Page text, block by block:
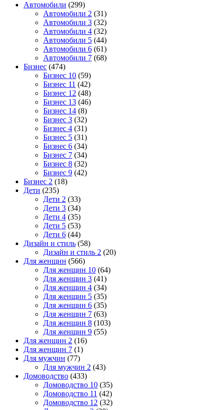
Автомобили (299)
Автомобили 2 (31)
Автомобили 3 (32)
Автомобили 4 (32)
Автомобили 5 (44)
Автомобили 6 (61)
Автомобили 7 (68)
Бизнес (474)
Бизнес 10 (59)
Бизнес 11 (42)
Бизнес 12 (48)
Бизнес 13 (46)
Бизнес 14 (8)
Бизнес 3 (32)
Бизнес 4 (31)
Бизнес 5 (31)
Бизнес 6 (34)
Бизнес 7 (34)
Бизнес 8 (32)
Бизнес 9 (42)
Бизнес 2 (18)
Дети (235)
Дети 2 (33)
Дети 3 (34)
Дети 4 (35)
Дети 5 (53)
Дети 6 (44)
Дизайн и стиль (58)
Дизайн и стиль 2 (20)
Для женщин (566)
Для женщин 10 (64)
Для женщин 3 (41)
Для женщин 4 (34)
Для женщин 5 (35)
Для женщин 6 (35)
Для женщин 7 (63)
Для женщин 8 (103)
Для женщин 9 (55)
Для женщин 2 (16)
Для женщин 7 (1)
Для мужчин (77)
Для мужчин 2 (43)
Домоводство (433)
Домоводство 10 (35)
Домоводство 11 (42)
Домоводство 12 (32)